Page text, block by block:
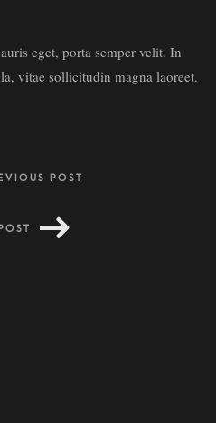
eget, porta semper velit. In
vitae sollicitudin magna laoreet.
POST